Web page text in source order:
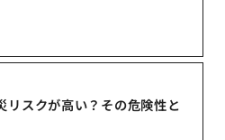
リスクが高い？その危険性と